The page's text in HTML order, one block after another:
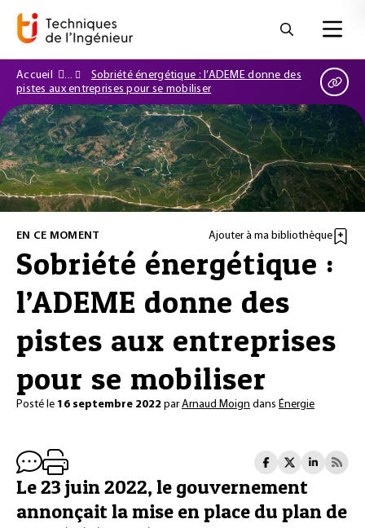
Accueil
Sobriété énergétique : l’ADEME donne des
pistes aux entreprises pour se mobiliser
EN CE MOMENT Ajouter à ma bibliothèque
Sobriété énergétique :
l’ADEME donne des
pistes aux entreprises
pour se mobiliser
Posté le 16 septembre 2022 parArnaud Moign dans Énergie
Le 23 juin 2022, le gouvernement
annonçait la mise en place du plan de